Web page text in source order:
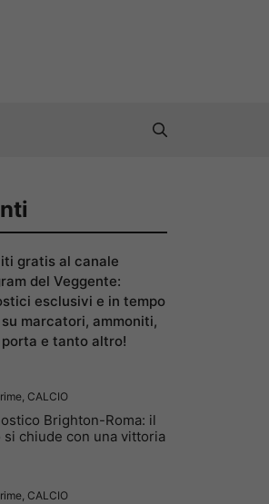
gratis al canale
del Veggente:
esclusivi e in tempo
marcatori, ammoniti,
e tanto altro!
, CALCIO
Brighton-Roma: il
si chiude con una vittoria
, CALCIO